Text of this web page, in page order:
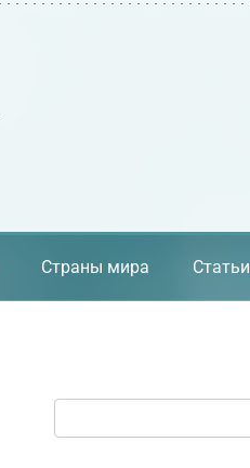
Страны мира Статьи